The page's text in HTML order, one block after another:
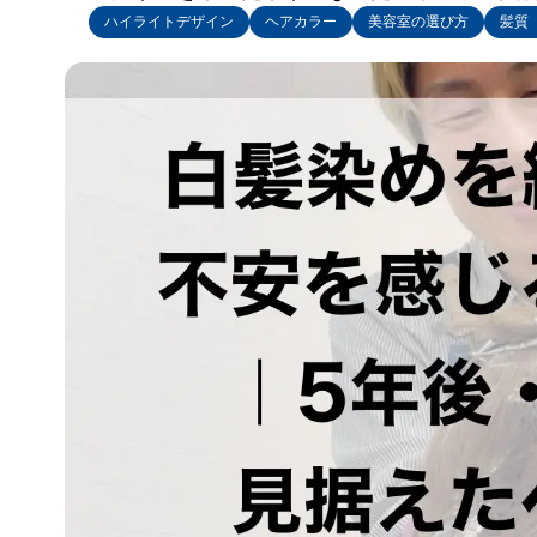
ハイライトデザイン ヘアカラー 美容室の選び方 髪質